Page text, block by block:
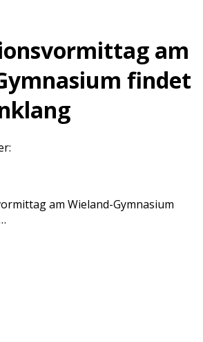
am
findet
am Wieland-Gymnasium